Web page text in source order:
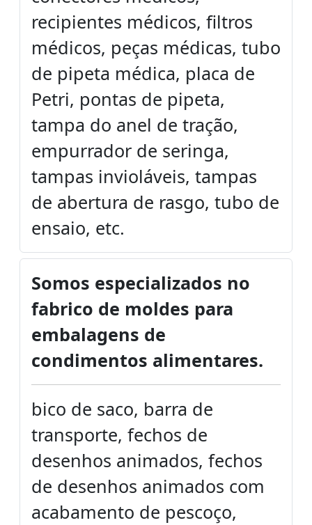
recipientes médicos, filtros
médicos, peças médicas, tubo
de pipeta médica, placa de
Petri, pontas de pipeta,
tampa do anel de tração,
empurrador de seringa,
tampas invioláveis, tampas
de abertura de rasgo, tubo de
ensaio, etc.
Somos especializados no
fabrico de moldes para
embalagens de
condimentos alimentares.
bico de saco, barra de
transporte, fechos de
desenhos animados, fechos
de desenhos animados com
acabamento de pescoço,